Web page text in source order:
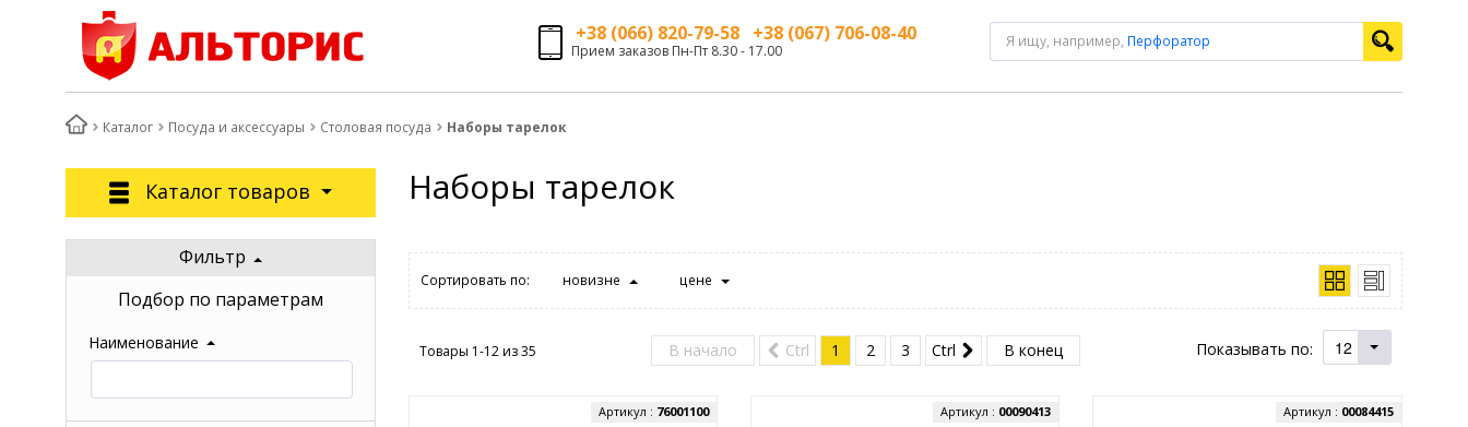
+38 (066) 820-79-58 +38 (067) 706-08-40
Прием заказов Пн-Пт 8.30 - 17.00
Я ищу, например, Перфоратор
Каталог Посуда и аксессуары Столовая посуда Наборы тарелок
Каталог товаров
Фильтр
Подбор по параметрам
Наименование
Наборы тарелок
Сортировать по: новизне цене
Показывать по: 12
Товары 1-12 из35 В начало Ctrl 1 2 3 Ctrl В конец
Артикул : 76001100 Артикул : 00090413 Артикул : 00084415